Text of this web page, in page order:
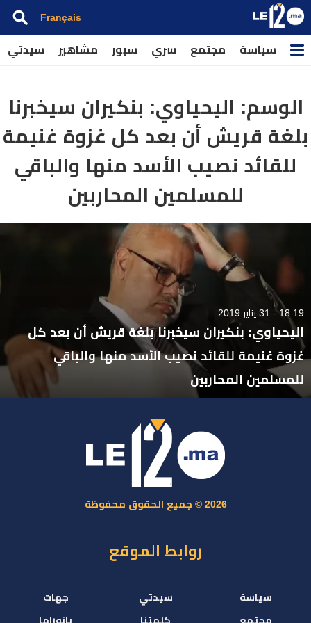
Français
سياسة مجتمع سري سبور مشاهير سيدتي
الوسم: اليحياوي: بنكيران سيخبرنا
بلغة قريش أن بعد كل غزوة غنيمة
للقائد نصيب الأسد منها والباقي
للمسلمين المحاربين
18:19 - 31 يناير 2019
اليحياوي: بنكيران سيخبرنا بلغة قريش أن بعد كل
غزوة غنيمة للقائد نصيب الأسد منها والباقي
للمسلمين المحاربين
2026 © جميع الحقوق محفوظة
روابط الموقع
سياسة
مجتمع
سيدتي
كلمتنا
جهات
بانوراما